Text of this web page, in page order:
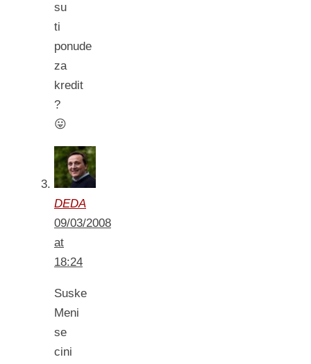
su
ti
ponude
za
kredit
?
😛
DEDA
09/03/2008
at
18:24
Suske
Meni
se
cini